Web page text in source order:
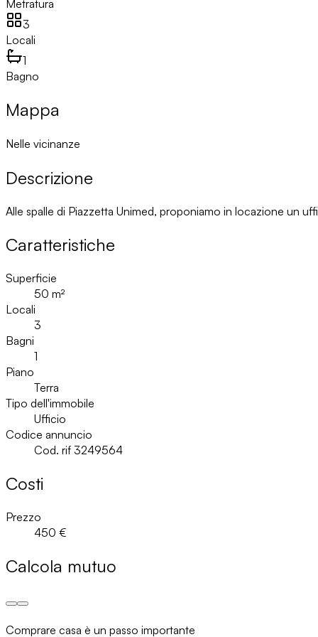
Metratura
3
Locali
1
Bagno
Mappa
Nelle vicinanze
Descrizione
Alle spalle di Piazzetta Unimed, proponiamo in locazione un
Caratteristiche
Superficie
50 m²
Locali
3
Bagni
1
Piano
Terra
Tipo dell'immobile
Ufficio
Codice annuncio
Cod. rif 3249564
Costi
Prezzo
450 €
Calcola mutuo
Comprare casa è un passo importante